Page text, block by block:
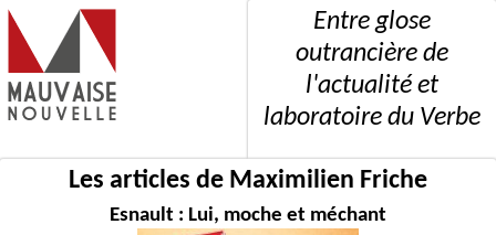
Entre glose
outrancière de
l'actualité et
laboratoire du Verbe
Les articles de Maximilien Friche
Esnault : Lui, moche et méchant